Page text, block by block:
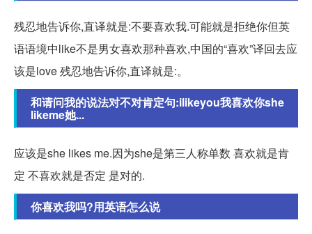
残忍地告诉你,直译就是:不要喜欢我.可能就是拒绝你但英
语语境中like不是男女喜欢那种喜欢,中国的“喜欢”译回去应
该是love 残忍地告诉你,直译就是:。
和请问我的说法对不对肯定句:ilikeyou我喜欢你she
likeme她...
应该是she likes me.因为she是第三人称单数 喜欢就是肯
定 不喜欢就是否定 是对的.
你喜欢我吗?用英语怎么说